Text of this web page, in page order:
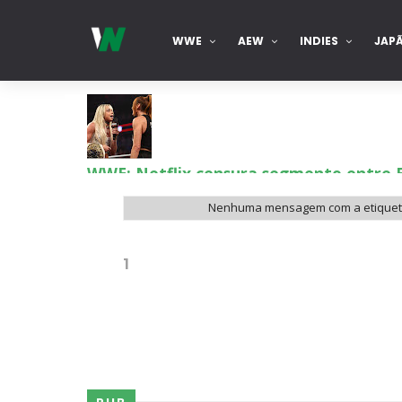
WWE AEW INDIES
WWE: Netflix censura segmento entre
SCSA867-Aug 07 2026
SCSA867
Nenhuma mensagem com a
1